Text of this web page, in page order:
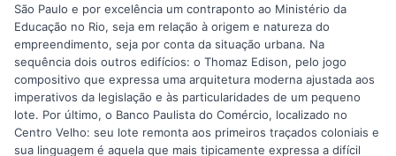
São Paulo e por excelência um contraponto ao Ministério da
Educação no Rio, seja em relação à origem e natureza do
empreendimento, seja por conta da situação urbana. Na
sequência dois outros edifícios: o Thomaz Edison, pelo jogo
compositivo que expressa uma arquitetura moderna ajustada aos
imperativos da legislação e às particularidades de um pequeno
lote. Por último, o Banco Paulista do Comércio, localizado no
Centro Velho: seu lote remonta aos primeiros traçados coloniais e
sua linguagem é aquela que mais tipicamente expressa a difícil